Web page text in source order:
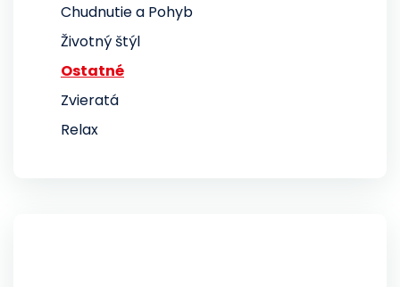
Chudnutie a Pohyb
Životný štýl
Ostatné
Zvieratá
Relax